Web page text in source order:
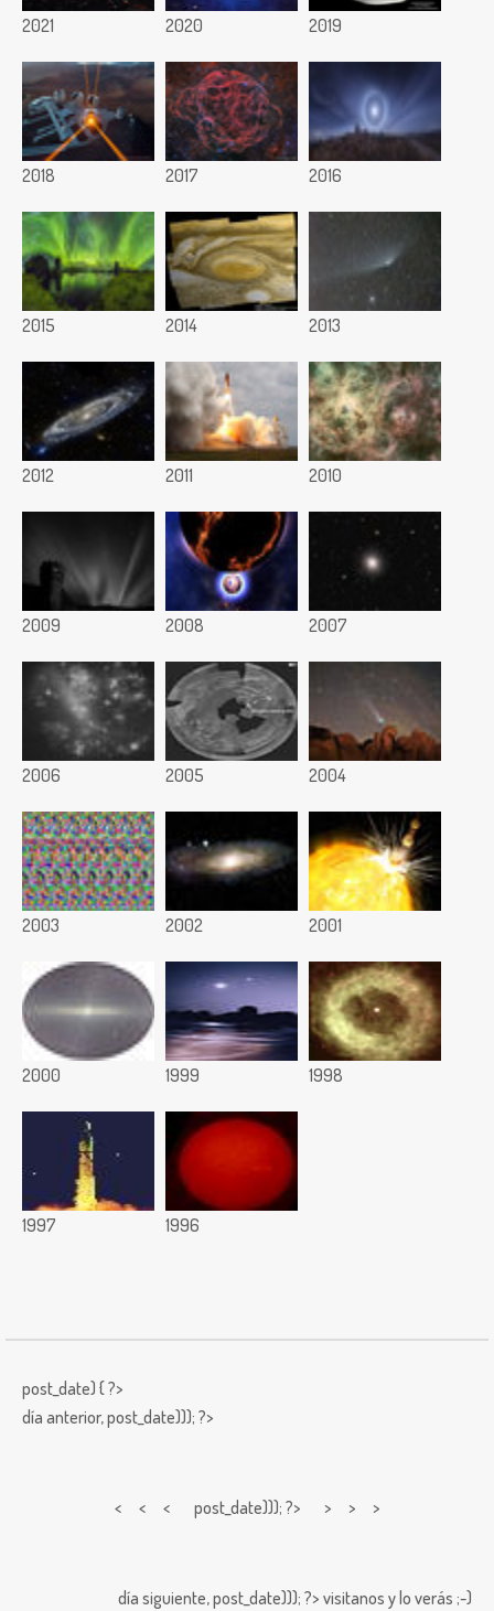
2021 2020 2019
2018 2017 2016
2015 2014 2013
2012 2011 2010
2009 2008 2007
2006 2005 2004
2003 2002 2001
2000 1999 1998
1997 1996
post_date) { ?>
día anterior,post_date))); ?>
< < < post_date))); ?> > > >
día siguiente,post_date))); ?> visitanos y lo verás ;-)